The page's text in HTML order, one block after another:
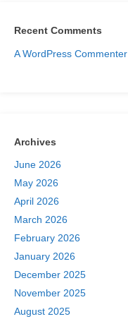
Recent Comments
A WordPress Commenter
Archives
June 2026
May 2026
April 2026
March 2026
February 2026
January 2026
December 2025
November 2025
August 2025